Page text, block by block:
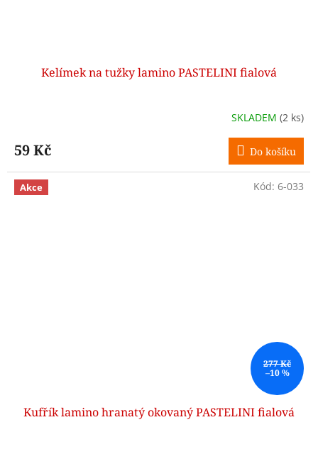
Kelímek na tužky lamino PASTELINI fialová
SKLADEM (2 ks)
59 Kč Do košíku
Akce
277 Kč
–10 %
Kufřík lamino hranatý okovaný PASTELINI fialová
Kód: 6-033